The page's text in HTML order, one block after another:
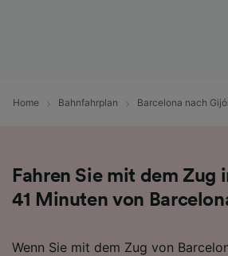
Home Bahnfahrplan Barcelona nach
Fahren Sie mit dem Zug
41 Minuten von
Wenn Sie mit dem Zug von